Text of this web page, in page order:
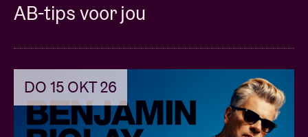
AB-tips voor jou
DO 15 OKT 26